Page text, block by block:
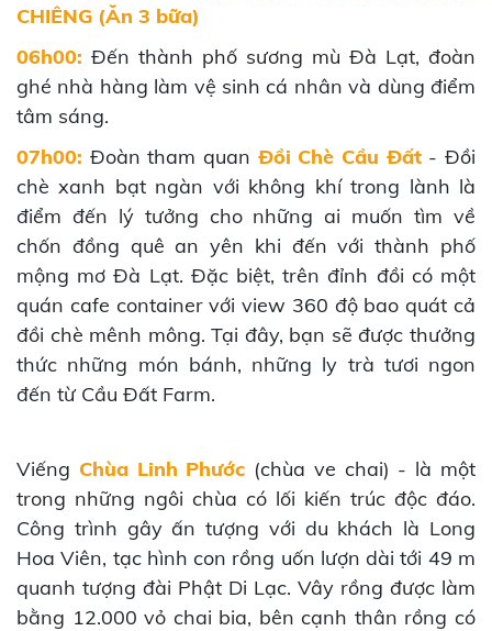
CHIÊNG (Ăn 3 bữa)
06h00: Đến thành phố sương mù Đà Lạt, đoàn
ghé nhà hàng làm vệ sinh cá nhân và dùng điểm
tâm sáng.
07h00: Đoàn tham quan Đồi Chè Cầu Đất- Đồi
chè xanh bạt ngàn với không khí trong lành là
điểm đến lý tưởng cho những ai muốn tìm về
chốn đồng quê an yên khi đến với thành phố
mộng mơ Đà Lạt. Đặc biệt, trên đỉnh đồi có một
quán cafe container với view 360 độ bao quát cả
đồi chè mênh mông. Tại đây, bạn sẽ được thưởng
thức những món bánh, những ly trà tươi ngon
đến từ Cầu Đất Farm.
Viếng Chùa Linh Phước (chùa ve chai) - là một
trong những ngôi chùa có lối kiến trúc độc đáo.
Công trình gây ấn tượng với du khách là Long
Hoa Viên, tạc hình con rồng uốn lượn dài tới 49 m
quanh tượng đài Phật Di Lạc. Vây rồng được làm
bằng 12.000 vỏ chai bia, bên cạnh thân rồng có